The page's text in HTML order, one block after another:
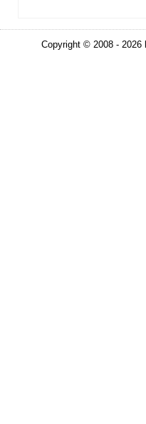
Copyright © 2008 - 2026